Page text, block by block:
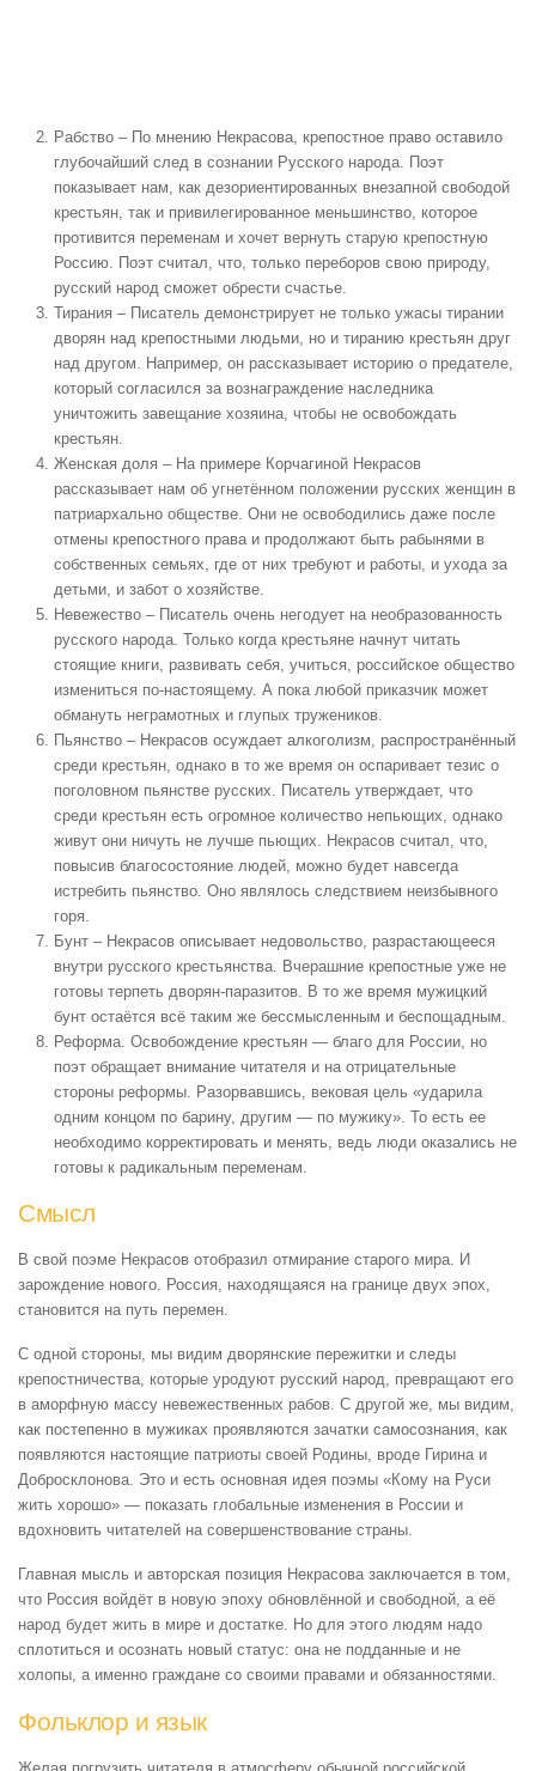
Рабство – По мнению Некрасова, крепостное право оставило
глубочайший след в сознании Русского народа. Поэт
показывает нам, как дезориентированных внезапной свободой
крестьян, так и привилегированное меньшинство, которое
противится переменам и хочет вернуть старую крепостную
Россию. Поэт считал, что, только переборов свою природу,
русский народ сможет обрести счастье.
Тирания – Писатель демонстрирует не только ужасы тирании
дворян над крепостными людьми, но и тиранию крестьян друг
над другом. Например, он рассказывает историю о предателе,
который согласился за вознаграждение наследника
уничтожить завещание хозяина, чтобы не освобождать
крестьян.
Женская доля – На примере Корчагиной Некрасов
рассказывает нам об угнетённом положении русских женщин в
патриархально обществе. Они не освободились даже после
отмены крепостного права и продолжают быть рабынями в
собственных семьях, где от них требуют и работы, и ухода за
детьми, и забот о хозяйстве.
Невежество – Писатель очень негодует на необразованность
русского народа. Только когда крестьяне начнут читать
стоящие книги, развивать себя, учиться, российское общество
измениться по-настоящему. А пока любой приказчик может
обмануть неграмотных и глупых тружеников.
Пьянство – Некрасов осуждает алкоголизм, распространённый
среди крестьян, однако в то же время он оспаривает тезис о
поголовном пьянстве русских. Писатель утверждает, что
среди крестьян есть огромное количество непьющих, однако
живут они ничуть не лучше пьющих. Некрасов считал, что,
повысив благосостояние людей, можно будет навсегда
истребить пьянство. Оно являлось следствием неизбывного
горя.
Бунт – Некрасов описывает недовольство, разрастающееся
внутри русского крестьянства. Вчерашние крепостные уже не
готовы терпеть дворян-паразитов. В то же время мужицкий
бунт остаётся всё таким же бессмысленным и беспощадным.
Реформа. Освобождение крестьян — благо для России, но
поэт обращает внимание читателя и на отрицательные
стороны реформы. Разорвавшись, вековая цель «ударила
одним концом по барину, другим — по мужику». То есть ее
необходимо корректировать и менять, ведь люди оказались не
готовы к радикальным переменам.
Смысл
В свой поэме Некрасов отобразил отмирание старого мира. И
зарождение нового. Россия, находящаяся на границе двух эпох,
становится на путь перемен.
С одной стороны, мы видим дворянские пережитки и следы
крепостничества, которые уродуют русский народ, превращают его
в аморфную массу невежественных рабов. С другой же, мы видим,
как постепенно в мужиках проявляются зачатки самосознания, как
появляются настоящие патриоты своей Родины, вроде Гирина и
Добросклонова. Это и есть основная идея поэмы «Кому на Руси
жить хорошо» — показать глобальные изменения в России и
вдохновить читателей на совершенствование страны.
Главная мысль и авторская позиция Некрасова заключается в том,
что Россия войдёт в новую эпоху обновлённой и свободной, а её
народ будет жить в мире и достатке. Но для этого людям надо
сплотиться и осознать новый статус: она не подданные и не
холопы, а именно граждане со своими правами и обязанностями.
Фольклор и язык